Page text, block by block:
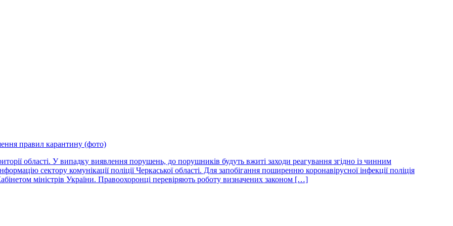
правил карантину (фото)
області. У випадку виявлення порушень, до порушників будуть вжиті заходи реагування згідно із чинним
сектору комунікації поліції Черкаської області. Для запобігання поширенню коронавірусної інфекції поліція
міністрів України. Правоохоронці перевіряють роботу визначених законом […]